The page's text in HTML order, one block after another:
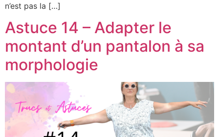
n’est pas la […]
Astuce 14 – Adapter le
montant d’un pantalon à sa
morphologie